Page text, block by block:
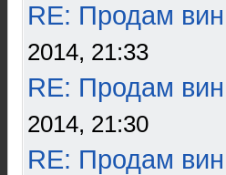
RE: Продам
2014, 21:33
RE: Продам
2014, 21:30
RE: Продам